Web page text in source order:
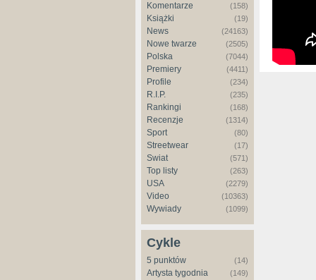
Komentarze (158)
Książki (19)
News (24163)
Nowe twarze (2505)
Polska (7044)
Premiery (4411)
Profile (234)
R.I.P. (235)
Rankingi (168)
Recenzje (1314)
Sport (80)
Streetwear (17)
Świat (571)
Top listy (263)
USA (2279)
Video (10363)
Wywiady (1099)
Cykle
5 punktów (14)
Artysta tygodnia (149)